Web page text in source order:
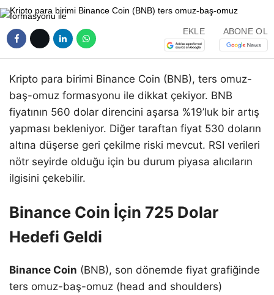
EKLE ABONE OL
Kripto para birimi Binance Coin (BNB), ters omuz-
baş-omuz formasyonu ile dikkat çekiyor. BNB
fiyatının 560 dolar direncini aşarsa %19’luk bir artış
yapması bekleniyor. Diğer taraftan fiyat 530 doların
altına düşerse geri çekilme riski mevcut. RSI verileri
nötr seyirde olduğu için bu durum piyasa alıcıların
ilgisini çekebilir.
Binance Coin İçin 725 Dolar
Hedefi Geldi
Binance Coin (BNB), son dönemde fiyat grafiğinde
ters omuz-baş-omuz (head and shoulders)